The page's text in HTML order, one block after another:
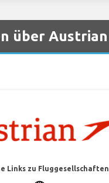
über
Links zu Fluggesellschaften